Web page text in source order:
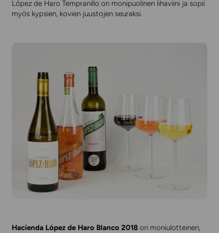
López de Haro Tempranillo on monipuolinen lihaviini ja sopii
myös kypsien, kovien juustojen seuraksi.
Hacienda López de Haro Blanco 2018 on moniulotteinen,